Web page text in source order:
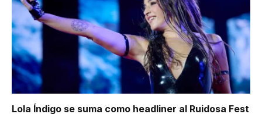
Lola Índigo se suma como headliner al Ruidosa Fest